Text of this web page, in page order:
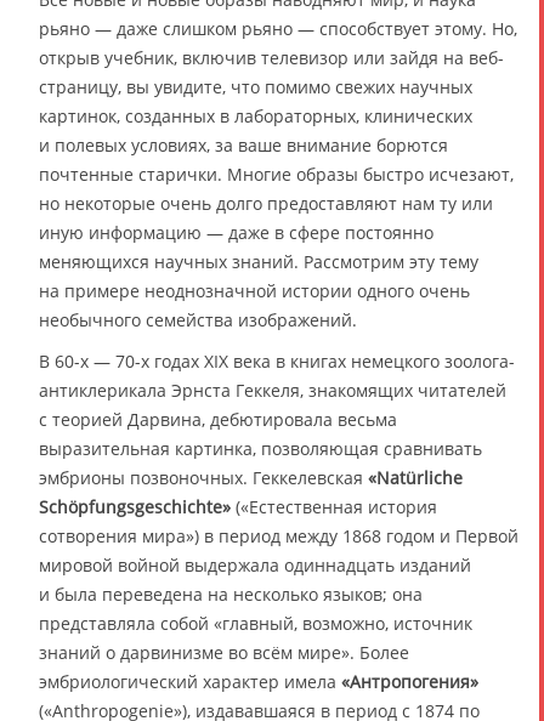
рьяно — даже слишком рьяно — способствует этому. Но,
открыв учебник, включив телевизор или зайдя на веб-
страницу, вы увидите, что помимо свежих научных
картинок, созданных в лабораторных, клинических
и полевых условиях, за ваше внимание борются
почтенные старички. Многие образы быстро исчезают,
но некоторые очень долго предоставляют нам ту или
иную информацию — даже в сфере постоянно
меняющихся научных знаний. Рассмотрим эту тему
на примере неоднозначной истории одного очень
необычного семейства изображений.
В 60-х — 70-х годах XIX века в книгах немецкого зоолога-
антиклерикала Эрнста Геккеля, знакомящих читателей
с теорией Дарвина, дебютировала весьма
выразительная картинка, позволяющая сравнивать
эмбрионы позвоночных. Геккелевская «Natürliche
Schöpfungsgeschichte» («Естественная история
сотворения мира») в период между 1868 годом и Первой
мировой войной выдержала одиннадцать изданий
и была переведена на несколько языков; она
представляла собой «главный, возможно, источник
знаний о дарвинизме во всём мире». Более
эмбриологический характер имела «Антропогения»
(«Anthropogenie»), издававшаяся в период с 1874 по